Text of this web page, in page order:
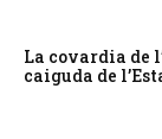
La covardia de
caiguda de